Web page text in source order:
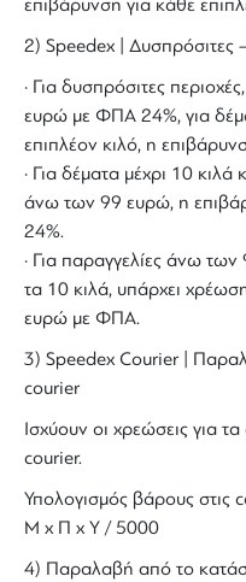
επιβάρυνση για κάθε
2) Speedex | Δυσπρόσιτες
· Για δυσπρόσιτες
ευρώ με ΦΠΑ 24%, για
επιπλέον κιλό, η
· Για δέματα μέχρι 10
άνω των 99 ευρώ, η
24%.
· Για παραγγελίες άνω
τα 10 κιλά, υπάρχει
ευρώ με ΦΠΑ.
3) Speedex Courier |
courier
Ισχύουν οι χρεώσεις για
courier.
Υπολογισμός βάρους στις
Μ x Π x Y / 5000
4) Παραλαβή από το